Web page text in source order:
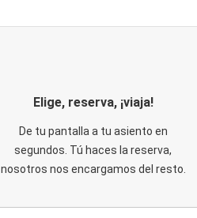
Elige, reserva, ¡viaja!
De tu pantalla a tu asiento en
segundos. Tú haces la reserva,
nosotros nos encargamos del resto.